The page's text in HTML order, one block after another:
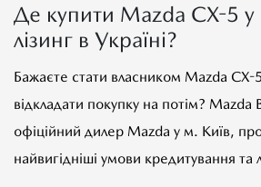
Де купити Mazda CX-5 у
лізинг в Україні?
Бажаєте стати власником Mazda CX-
відкладати покупку на потім? Mazda
офіційний дилер Mazda у м. Київ,
найвигідніші умови кредитування та